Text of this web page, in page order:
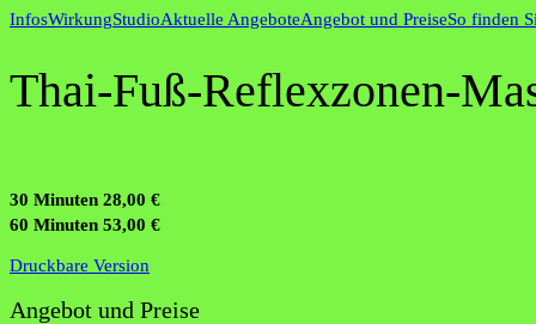
InfosWirkungStudioAktuelle AngeboteAngebot und PreiseSo finden
Thai-Fuß-Reflexzonen-
30 Minuten 28,00 €
60 Minuten 53,00 €
Druckbare Version
Angebot und Preise